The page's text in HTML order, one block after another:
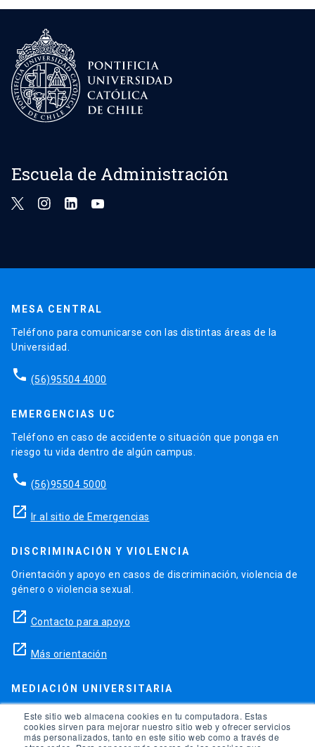
Este sitio web almacena cookies en tu computadora. Estas
cookies sirven para mejorar nuestro sitio web y ofrecer servicios
más personalizados, tanto en este sitio web como a través de
Escuela de Administración
MESA CENTRAL
Teléfono para comunicarse con las distintas áreas de la
Universidad.
phone (56)95504 4000
EMERGENCIAS UC
Teléfono en caso de accidente o situación que ponga en
riesgo tu vida dentro de algún campus.
phone (56)95504 5000
launch Ir al sitio de Emergencias
DISCRIMINACIÓN Y VIOLENCIA
Orientación y apoyo en casos de discriminación, violencia de
género o violencia sexual.
launch Contacto para apoyo
launch Más orientación
MEDIACIÓN UNIVERSITARIA
Teléfonos para orientación y consejo si se ha vulnerado
alguno de tus derechos en la universidad.